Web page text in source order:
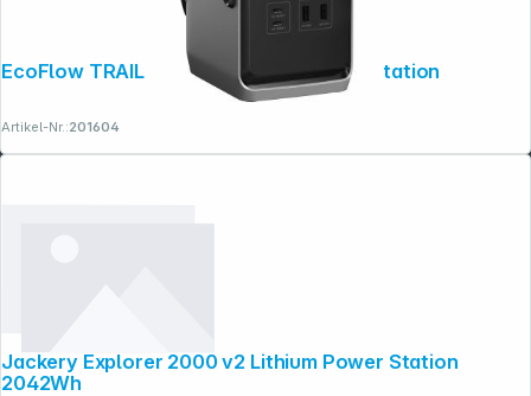
EcoFlow TRAIL 200 DC Portable Powerstation
Artikel-Nr.:201604
Jackery Explorer 2000 v2 Lithium Power Station
2042Wh